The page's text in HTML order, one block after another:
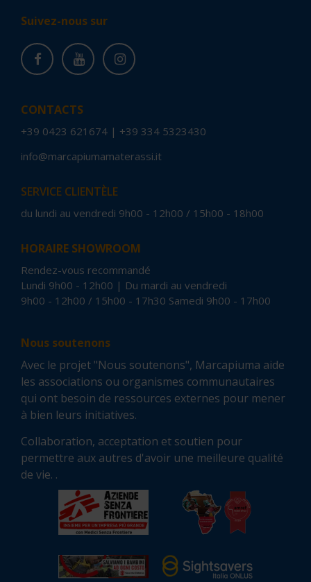
Suivez-nous sur
CONTACTS
+39 0423 621674 | +39 334 5323430
info@marcapiumamaterassi.it
SERVICE CLIENTÈLE
du lundi au vendredi 9h00 - 12h00 / 15h00 - 18h00
HORAIRE SHOWROOM
Rendez-vous recommandé
Lundi 9h00 - 12h00 | Du mardi au vendredi
9h00 - 12h00 / 15h00 - 17h30 Samedi 9h00 - 17h00
Nous soutenons
Avec le projet "Nous soutenons", Marcapiuma aide
les associations ou organismes communautaires
qui ont besoin de ressources externes pour mener
à bien leurs initiatives.
Collaboration, acceptation et soutien pour
permettre aux autres d'avoir une meilleure qualité
de vie. .